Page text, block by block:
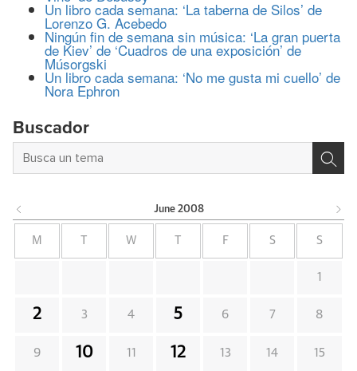
Un libro cada semana: ‘La taberna de Silos’ de
Lorenzo G. Acebedo
Ningún fin de semana sin música: ‘La gran puerta
de Kiev’ de ‘Cuadros de una exposición’ de
Músorgski
Un libro cada semana: ‘No me gusta mi cuello’ de
Nora Ephron
Buscador
June 2008
M W F S S
1
2 3 4 5 6 7 8
9 10 11 12 13 14 15